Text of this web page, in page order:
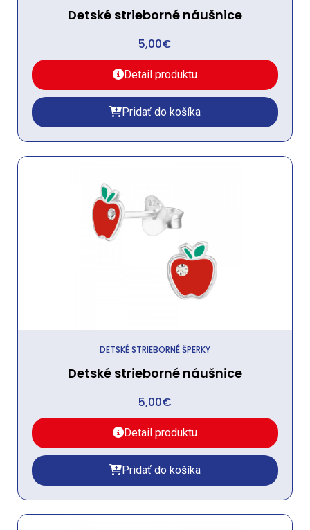
Detské strieborné náušnice
5,00€
Detail produktu
Pridať do košíka
DETSKÉ STRIEBORNÉ ŠPERKY
Detské strieborné náušnice
5,00€
Detail produktu
Pridať do košíka